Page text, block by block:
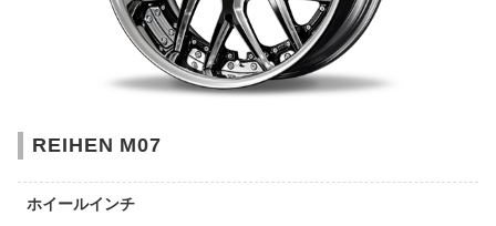
REIHEN M07
ホイールインチ